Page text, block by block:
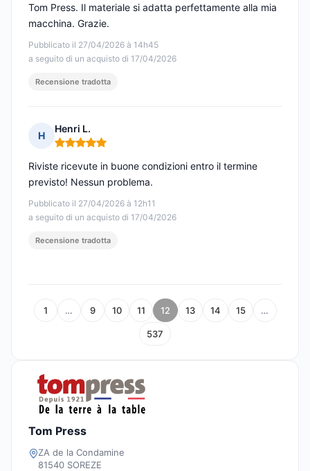
Pubblicato il 27/04/2026 à 14h45
a seguito di un acquisto di 17/04/2026
Tom Press. Il materiale si adatta perfettamente alla mia
macchina. Grazie.
Recensione tradotta
H
Henri L.
Nota: 5 su 5
Pubblicato il 27/04/2026 à 12h11
a seguito di un acquisto di 17/04/2026
Riviste ricevute in buone condizioni entro il termine
previsto! Nessun problema.
Recensione tradotta
1 … 9 10 11 12 13 14 15 …
537
Tom Press
ZA de la Condamine
81540 SOREZE